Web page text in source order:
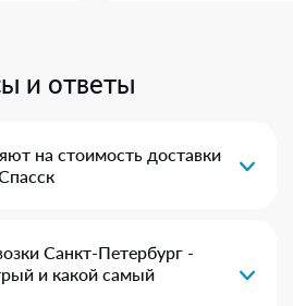
и ответы
на стоимость доставки
Санкт-Петербург -
и какой самый